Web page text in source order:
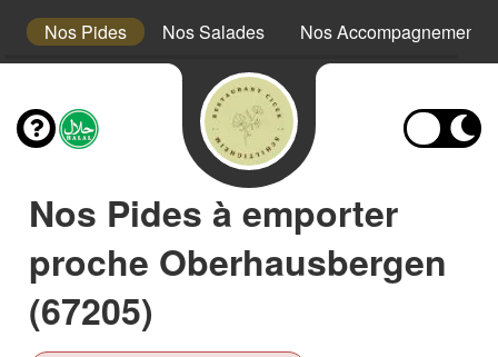
Nos Pides Nos Salades Nos Accompagnements
Nos Pides à emporter
proche Oberhausbergen
(67205)